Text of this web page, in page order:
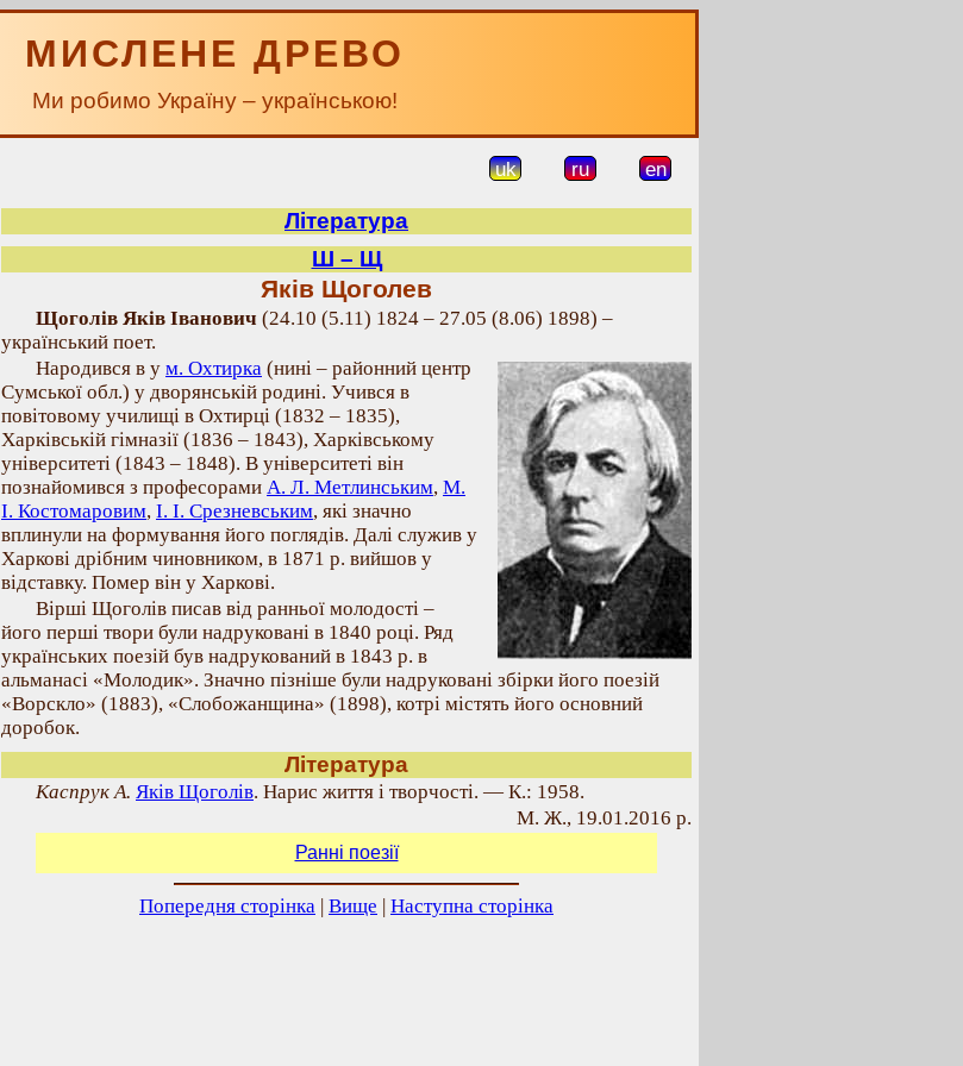
МИСЛЕНЕ ДРЕВО
Ми робимо Україну – українською!
uk ru en
Література
Ш – Щ
Яків Щоголев
Щоголів Яків Іванович (24.10 (5.11) 1824 – 27.05 (8.06) 1898) –
український поет.
Народився в у м. Охтирка (нині – районний центр
Сумської обл.) у дворянській родині. Учився в
повітовому училищі в Охтирці (1832 – 1835),
Харківській гімназії (1836 – 1843), Харківському
університеті (1843 – 1848). В університеті він
познайомився з професорами А. Л. Метлинським, М.
І. Костомаровим, І. І. Срезневським, які значно
вплинули на формування його поглядів. Далі служив у
Харкові дрібним чиновником, в 1871 р. вийшов у
відставку. Помер він у Харкові.
Вірші Щоголів писав від ранньої молодості –
його перші твори були надруковані в 1840 році. Ряд
українських поезій був надрукований в 1843 р. в
альманасі «Молодик». Значно пізніше були надруковані збірки його поезій
«Ворскло» (1883), «Слобожанщина» (1898), котрі містять його основний
доробок.
Література
Каспрук А. Яків Щоголів. Нарис життя і творчості. — К.: 1958.
М. Ж., 19.01.2016 р.
Ранні поезії
Попередня сторінка | Вище | Наступна сторінка